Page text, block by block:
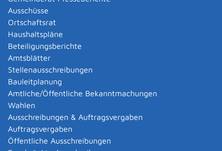
Ausschüsse
Ortschaftsrat
Haushaltspläne
Beteiligungsberichte
Amtsblätter
Stellenausschreibungen
Bauleitplanung
Amtliche/Öffentliche Bekanntmachungen
Wahlen
Ausschreibungen & Auftragsvergaben
Auftragsvergaben
Öffentliche Ausschreibungen
Abgelaufenen Führerschein neu ausstellen lassen
Abgeltungsteuer - Nichtveranlagungs-
Bescheinigung beantragen
Abgeschlossenheitsbescheinigung zur Aufteilung
eines Gebäudes beantragen
Abmeldung / Außerbetriebsetzung für ein Fahrzeug
beantragen
Abschriften, Ablichtungen, Vervielfältigungen und
Negative amtlich beglaubigen lassen
Abwasser entsorgen
Abwasserbeseitigung - dezentrale Beseitigung von
Regenwasser beantragen oder anzeigen
Abweichende Regelungen zum Schichtbetrieb